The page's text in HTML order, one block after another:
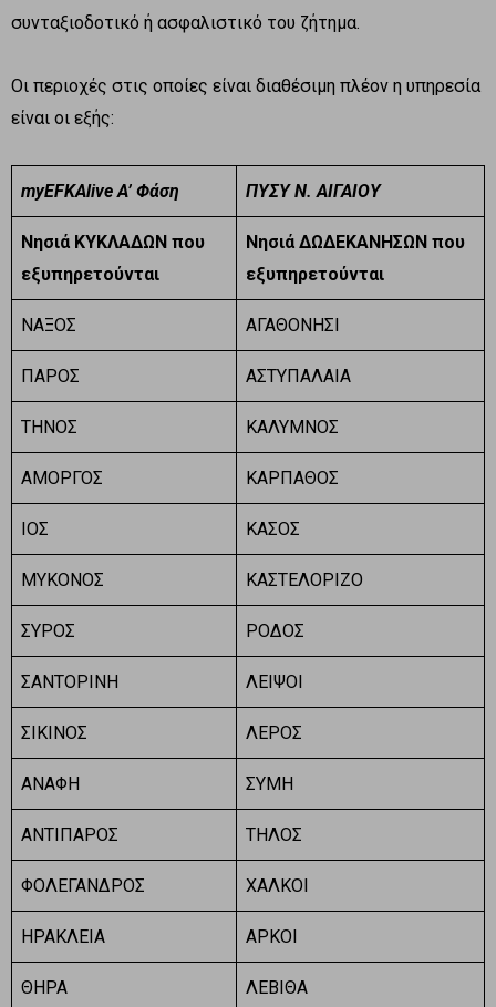
συνταξιοδοτικό ή ασφαλιστικό του ζήτημα.
Οι περιοχές στις οποίες είναι διαθέσιμη πλέον η υπηρεσία
είναι οι εξής:
myEFKAlive A’ Φάση ΠΥΣΥ Ν. ΑΙΓΑΙΟΥ
Νησιά ΚΥΚΛΑΔΩΝ που
εξυπηρετούνται
Νησιά ΔΩΔΕΚΑΝΗΣΩΝ που
εξυπηρετούνται
ΝΑΞΟΣ ΑΓΑΘΟΝΗΣΙ
ΠΑΡΟΣ ΑΣΤΥΠΑΛΑΙΑ
ΤΗΝΟΣ ΚΑΛΥΜΝΟΣ
ΑΜΟΡΓΟΣ ΚΑΡΠΑΘΟΣ
ΙΟΣ ΚΑΣΟΣ
ΜΥΚΟΝΟΣ ΚΑΣΤΕΛΟΡΙΖΟ
ΣΥΡΟΣ ΡΟΔΟΣ
ΣΑΝΤΟΡΙΝΗ ΛΕΙΨΟΙ
ΣΙΚΙΝΟΣ ΛΕΡΟΣ
ΑΝΑΦΗ ΣΥΜΗ
ΑΝΤΙΠΑΡΟΣ ΤΗΛΟΣ
ΦΟΛΕΓΑΝΔΡΟΣ ΧΑΛΚΟΙ
ΗΡΑΚΛΕΙΑ ΑΡΚΟΙ
ΘΗΡΑ ΛΕΒΙΘΑ